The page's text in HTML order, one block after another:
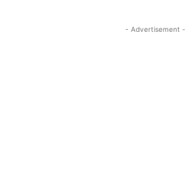
- Advertisement -